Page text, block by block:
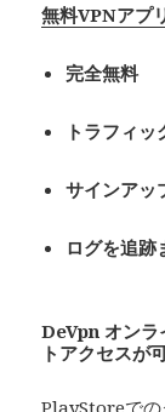
無料VPNアプ
完全無料
トラフィ
サインアッ
ログを追跡
DeVpn オンラ
トアクセスが
PlayStoreでの